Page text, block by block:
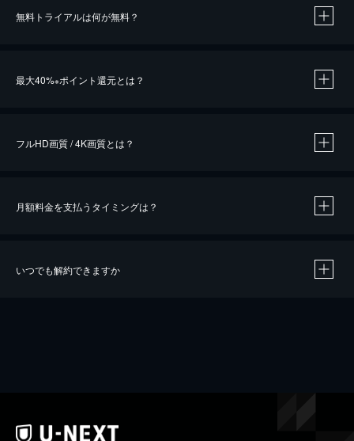
無料トライアルは何が無料？
最大40%※ポイント還元とは？
※40％ポイント還元の対象は、クレジットカード決済による作品の購入 / レンタルです。
フルHD画質 / 4K画質とは？
月額料金を支払うタイミングは？
いつでも解約できますか